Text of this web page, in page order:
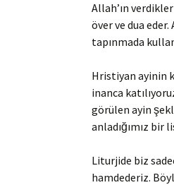
Allah’ın
över ve dua
tapınmada
Hristiyan ayinin
inanca
görülen ayin
anladığımız bir
Liturjide biz
hamdederiz.